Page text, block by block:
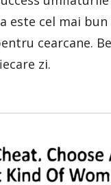
este cel mai
cearcane.
zi.